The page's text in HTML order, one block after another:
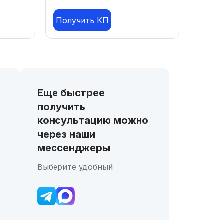
Получить КП
Еще быстрее
получить
консультацию можно
через наши
мессенджеры
Выберите удобный